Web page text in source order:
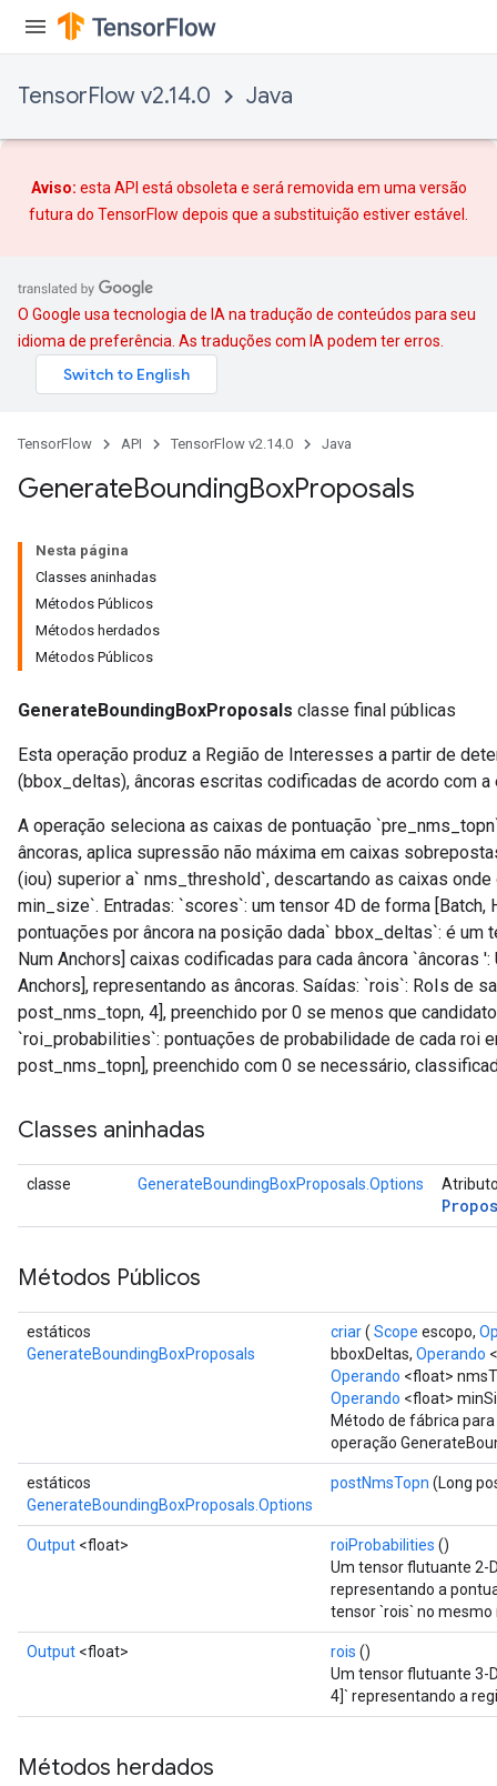
TensorFlow v2.14.0 Java
Aviso: esta API está obsoleta e será removida em uma versão
futura do TensorFlow depois que a substituição estiver estável.
O Google usa tecnologia de IA na tradução de conteúdos para seu
idioma de preferência. As traduções com IA podem ter erros.
TensorFlow API TensorFlow v2.14.0 Java
GenerateBoundingBoxProposals
Nesta página
Classes aninhadas
Métodos Públicos
Métodos herdados
Métodos Públicos
GenerateBoundingBoxProposals classe final públicas
Esta operação produz a Região de Interesses a partir de
(bbox_deltas), âncoras escritas codificadas de acordo com a
A operação seleciona as caixas de pontuação
âncoras, aplica supressão não máxima em caixas
(iou) superior a` nms_threshold`, descartando as caixas
min_size`. Entradas: `scores`: um tensor 4D de forma [Batch,
pontuações por âncora na posição dada` bbox_deltas`: é um
Num Anchors] caixas codificadas para cada âncora `âncoras
Anchors], representando as âncoras. Saídas: `rois`: RoIs de
post_nms_topn, 4], preenchido por 0 se menos que
`roi_probabilities`: pontuações de probabilidade de cada roi
post_nms_topn], preenchido com 0 se necessário,
Classes aninhadas
classe GenerateBoundingBoxProposals.Options
Métodos Públicos
estáticos
GenerateBoundingBoxProposals
criar( Scope escopo,
bboxDeltas, Operando
Operando <float>
Operando <float>
Método de fábrica
operação
estáticos
GenerateBoundingBoxProposals.Options
postNmsTopn (Long
Output <float> roiProbabilities ()
Um tensor flutuante 2-
representando a
tensor `rois` no mesmo
Output <float> rois ()
Um tensor flutuante 3-
4]` representando a
Métodos herdados